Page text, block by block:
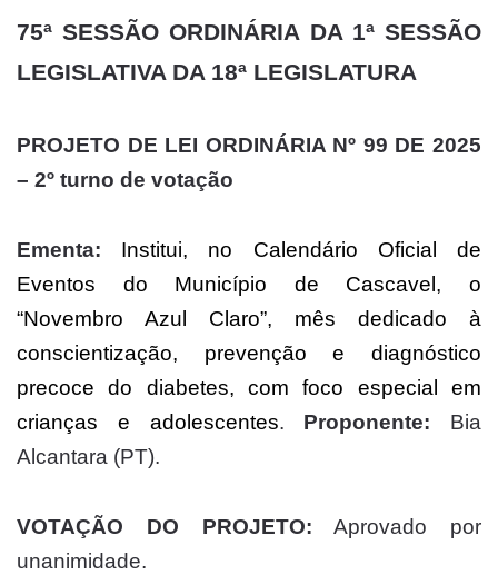
75ª SESSÃO ORDINÁRIA DA 1ª SESSÃO
LEGISLATIVA DA 18ª LEGISLATURA
PROJETO DE LEI ORDINÁRIA Nº 99 DE 2025
– 2º turno de votação
Ementa:
Institui, no Calendário Oficial de
Eventos do Município de Cascavel, o
“Novembro Azul Claro”, mês dedicado à
conscientização, prevenção e diagnóstico
precoce do diabetes, com foco especial em
crianças e adolescentes. Proponente: Bia
Alcantara (PT).
VOTAÇÃO DO PROJETO: Aprovado por
unanimidade.